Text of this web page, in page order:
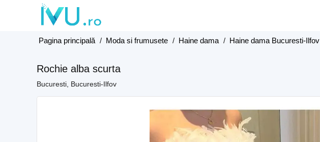
Pagina principală / Moda si frumusete / Haine dama / Haine dama Bucuresti-Ilfov
Rochie alba scurta
Bucuresti, Bucuresti-Ilfov